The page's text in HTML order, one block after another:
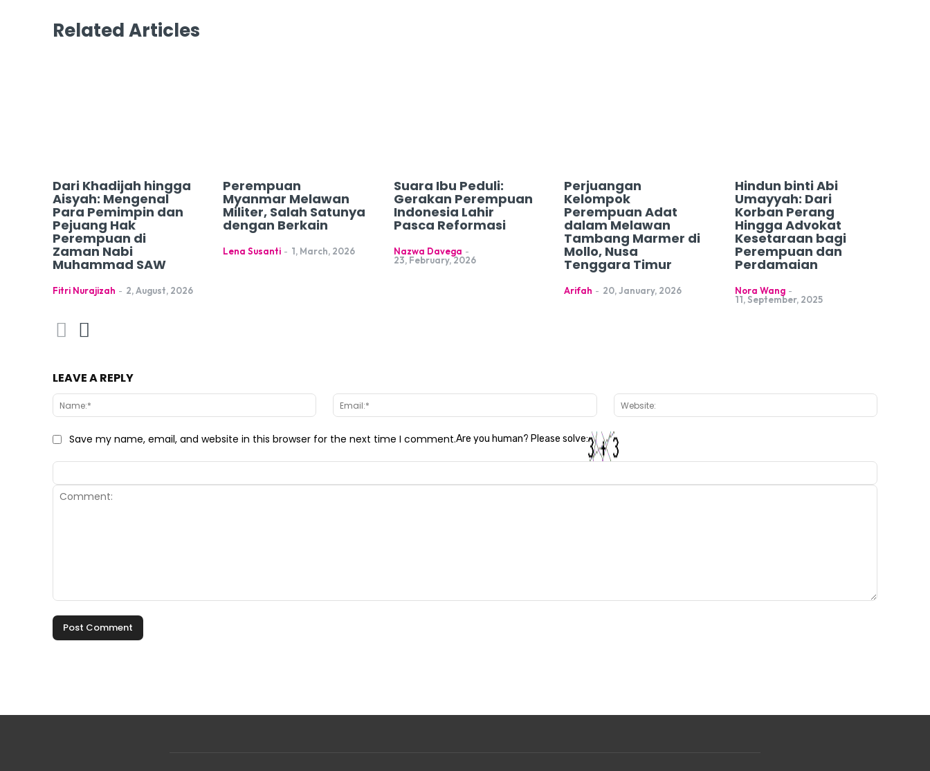
Related Articles
Dari Khadijah hingga
Aisyah: Mengenal
Para Pemimpin dan
Pejuang Hak
Perempuan di
Zaman Nabi
Muhammad SAW
Fitri Nurajizah - 2, August, 2026
Perempuan
Myanmar Melawan
Militer, Salah Satunya
dengan Berkain
Lena Susanti - 1, March, 2026
Suara Ibu Peduli:
Gerakan Perempuan
Indonesia Lahir
Pasca Reformasi
Nazwa Davega -
23, February, 2026
Perjuangan
Kelompok
Perempuan Adat
dalam Melawan
Tambang Marmer di
Mollo, Nusa
Tenggara Timur
Arifah - 20, January, 2026
Hindun binti Abi
Umayyah: Dari
Korban Perang
Hingga Advokat
Kesetaraan bagi
Perempuan dan
Perdamaian
Nora Wang -
11, September, 2025
LEAVE A REPLY
Name:* Email:*
Save my name, email, and website in this browser for the next time I comment.Are you human? Please solve: